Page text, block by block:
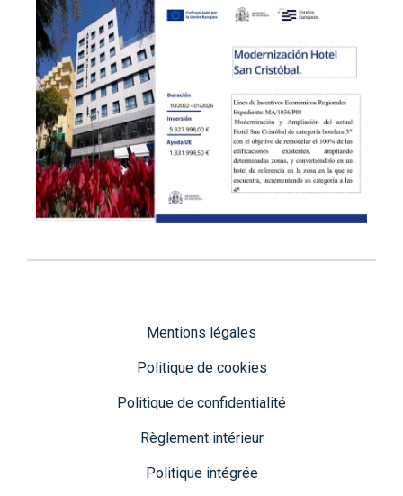
Mentions légales
Politique de cookies
Politique de confidentialité
Règlement intérieur
Politique intégrée